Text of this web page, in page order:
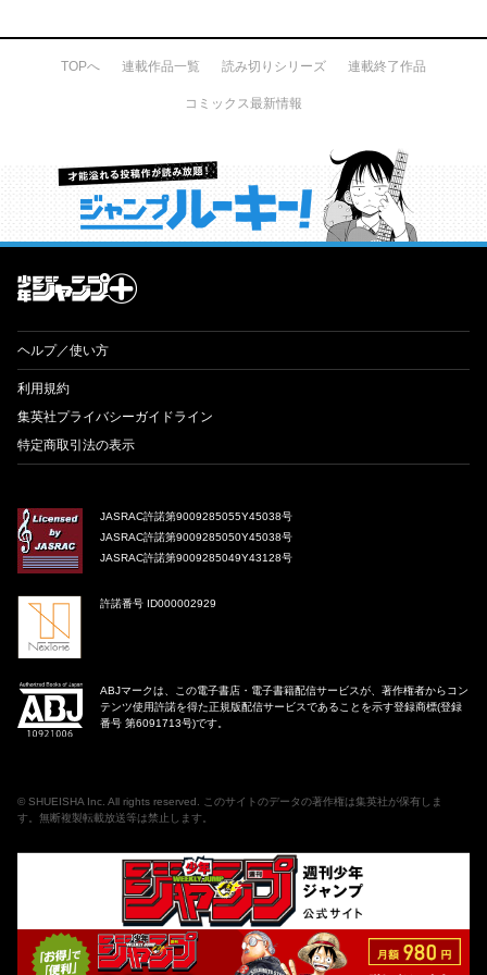
TOPへ 連載作品一覧 読み切りシリーズ 連載終了作品
コミックス最新情報
才能溢れる投稿作が読み放題！ ジャンプルーキー！
ヘルプ／使い方
利用規約
集英社プライバシーガイドライン
特定商取引法の表示
JASRAC許諾第9009285055Y45038号
JASRAC許諾第9009285050Y45038号
JASRAC許諾第9009285049Y43128号
許諾番号 ID000002929
ABJマークは、この電子書店・電子書籍配信サービスが、著作権者からコン
テンツ使用許諾を得た正規版配信サービスであることを示す登録商標(登録
番号 第6091713号)です。
© SHUEISHA Inc . All rights reserved. このサイトのデータの著作権は集英社が保有しま
す。無断複製転載放送等は禁止します。